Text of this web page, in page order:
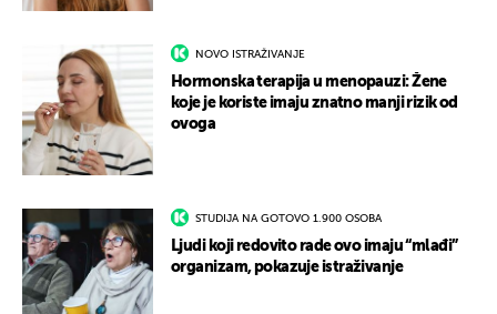
NOVO ISTRAŽIVANJE
Hormonska terapija u menopauzi: Žene
koje je koriste imaju znatno manji rizik od
ovoga
STUDIJA NA GOTOVO 1.900 OSOBA
Ljudi koji redovito rade ovo imaju “mlađi”
organizam, pokazuje istraživanje